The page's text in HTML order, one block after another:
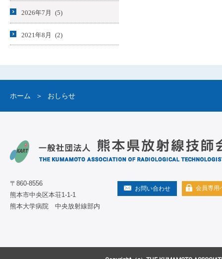
2026年7月 (5)
2021年8月 (2)
ホーム おしらせ
〒860-8556
熊本市中央区本荘1-1-1
熊本大学病院 中央放射線部内
お問い合わせ 会員専用